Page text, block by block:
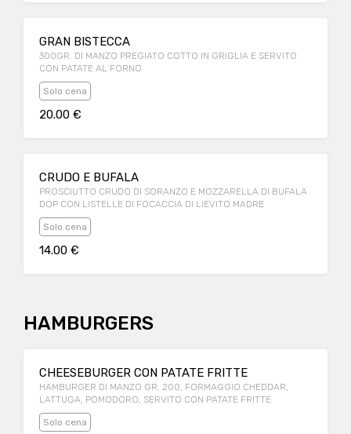
GRAN BISTECCA
300GR. DI MANZO PREGIATO COTTO IN GRIGLIA E SERVITO
CON PATATE AL FORNO
Solo cena
20.00 €
CRUDO E BUFALA
PROSCIUTTO CRUDO DI SORANZO E MOZZARELLA DI BUFALA
DOP CON LISTELLE DI FOCACCIA DI LIEVITO MADRE
Solo cena
14.00 €
HAMBURGERS
CHEESEBURGER CON PATATE FRITTE
HAMBURGER DI MANZO GR. 200, FORMAGGIO CHEDDAR,
LATTUGA, POMODORO, SERVITO CON PATATE FRITTE
Solo cena